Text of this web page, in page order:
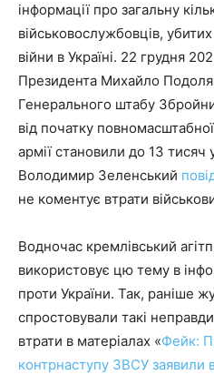
інформації про загальну
військовослужбовців,
війни в Україні. 22 грудня
Президента Михайло
Генерального штабу
від початку
армії становили до 13 тисяч
Володимир Зеленський
не коментує втрати
Водночас кремлівський
використовує цю тему в
проти України. Так, раніше
спростовували такі
втрати в матеріалах «Фейк:
контрнаступу ЗВСУ заявили